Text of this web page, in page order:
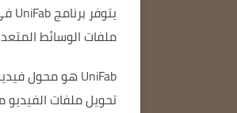
يتوفر برنامج UniFab في نسختين: نسخة مجانية ونسخة مدفوعة.
ملفات الوسائط
UniFab هو محول فيديو الكل في واحد مع العديد من الميزات والوظائف.
تحويل ملفات